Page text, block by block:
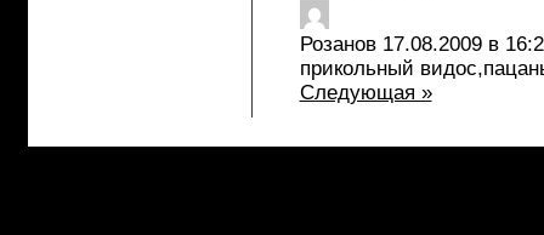
Розанов 17.08.2009 в
прикольный
Следующая »